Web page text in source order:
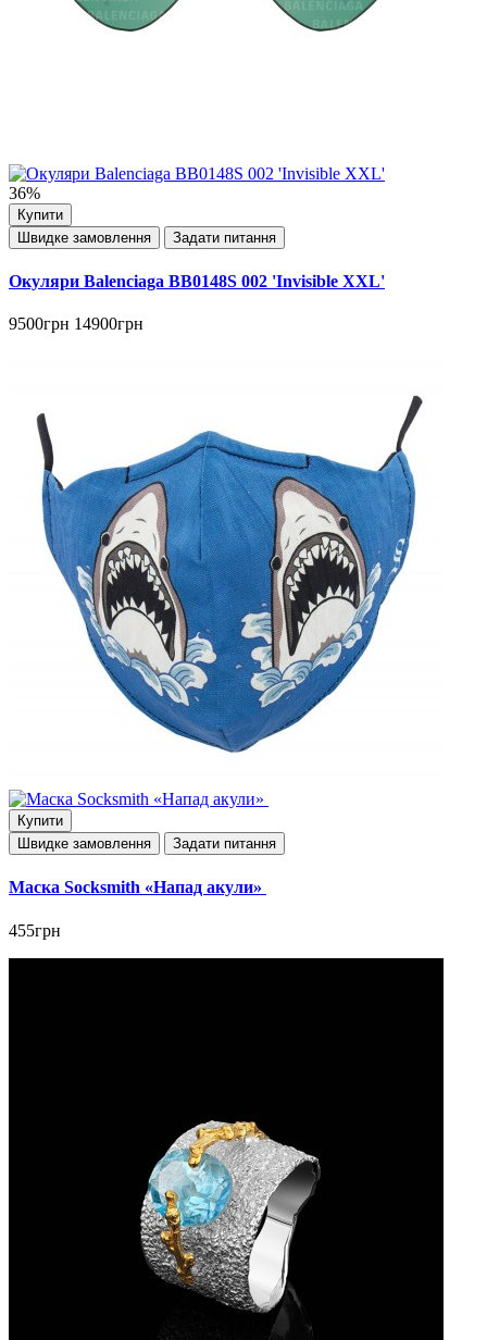
36%
Купити
Швидке замовлення
Задати питання
Окуляри Balenciaga BB0148S 002 'Invisible XXL'
9500грн 14900грн
Купити
Швидке замовлення
Задати питання
Маска Socksmith «Напад акули»
455грн